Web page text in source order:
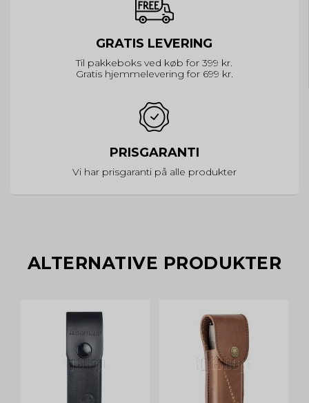
GRATIS LEVERING
Til pakkeboks ved køb for 399 kr.
Gratis hjemmelevering for 699 kr.
PRISGARANTI
Vi har prisgaranti på alle produkter
ALTERNATIVE PRODUKTER